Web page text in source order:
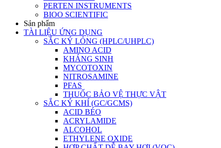
PERTEN INSTRUMENTS
BIOO SCIENTIFIC
Sản phẩm
TÀI LIỆU ỨNG DỤNG
SẮC KÝ LỎNG (HPLC/UHPLC)
AMINO ACID
KHÁNG SINH
MYCOTOXIN
NITROSAMINE
PFAS
THUỐC BẢO VỆ THỰC VẬT
SẮC KÝ KHÍ (GC/GCMS)
ACID BÉO
ACRYLAMIDE
ALCOHOL
ETHYLENE OXIDE